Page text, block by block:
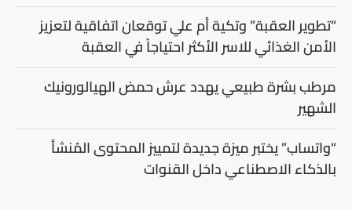
“تطوير العقبة” وتكية أم علي توقعان اتفاقية لتعزيز
الأمن الغذائي للاسر الأكثر احتياجاً في العقبة
مرطب بشرة طبيعي يهدد عرش حمض الهيالورونيك
الشهير
“واتساب” يختبر ميزة جديدة لتمييز المحتوى المُنشأ
بالذكاء الاصطناعي داخل القنوات